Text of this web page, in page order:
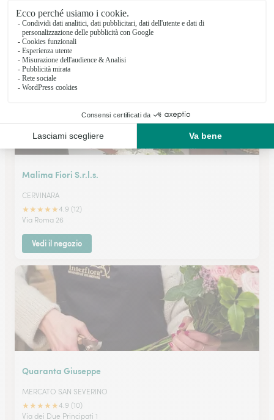
Calitri
VIA FRANCESCO DE SANCTIS 43
Vedi il negozio
Malima Fiori S.r.l.s.
CERVINARA
★★★★★4.9 (12)
Via Roma 26
Vedi il negozio
Quaranta Giuseppe
MERCATO SAN SEVERINO
★★★★★4.9 (10)
Via dei Due Principati 1